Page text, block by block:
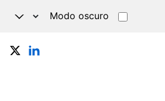
Modo oscuro